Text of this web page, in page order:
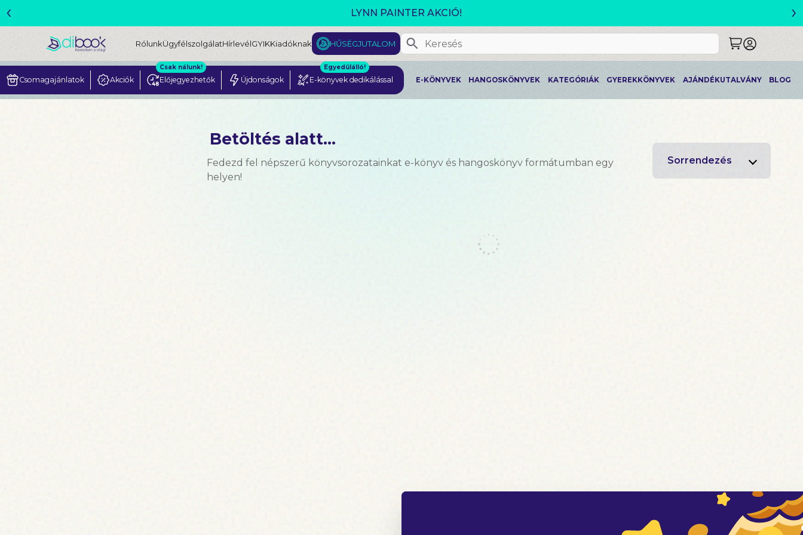
MEGJELENT! L. J. SHEN: LEGVADABB ÁLMAIMBAN SZERETLEK
‹ ›
RólunkÜgyfélszolgálatHírlevélGYIKKiadóknak HŰSÉGJUTALOM
Csomagajánlatok Akciók Előjegyezhetők
Csak nálunk!
Újdonságok E-könyvek dedikálással
Egyedülálló!
E-KÖNYVEK HANGOSKÖNYVEK KATEGÓRIÁK GYEREKKÖNYVEK AJÁNDÉKUTALVÁNY BLOG
Betöltés alatt...
Fedezd fel népszerű könyvsorozatainkat e-könyv és hangoskönyv formátumban egy
helyen!
Sorrendezés